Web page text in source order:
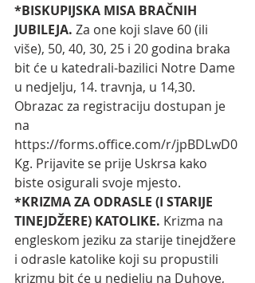
*BISKUPIJSKA MISA BRAČNIH
JUBILEJA. Za one koji slave 60 (ili
više), 50, 40, 30, 25 i 20 godina braka
bit će u katedrali-bazilici Notre Dame
u nedjelju, 14. travnja, u 14,30.
Obrazac za registraciju dostupan je
na
https://forms.office.com/r/jpBDLwD0
Kg. Prijavite se prije Uskrsa kako
biste osigurali svoje mjesto.
*KRIZMA ZA ODRASLE (I STARIJE
TINEJDŽERE) KATOLIKE. Krizma na
engleskom jeziku za starije tinejdžere
i odrasle katolike koji su propustili
krizmu bit će u nedjelju na Duhove,